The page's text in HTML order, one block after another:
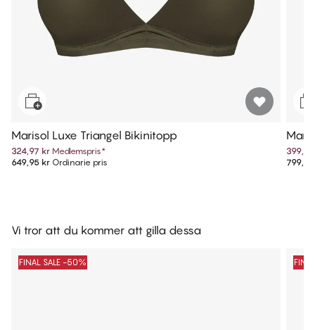
Marisol Luxe Triangel Bikinitopp
324,97 kr Medlemspris*
649,95 kr Ordinarie pris
Vi tror att du kommer att gilla dessa
FINAL SALE -50%